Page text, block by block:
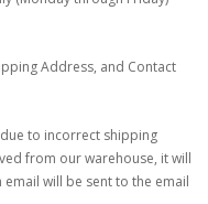
Address, and Contact
to incorrect shipping
from our warehouse, it will
will be sent to the email